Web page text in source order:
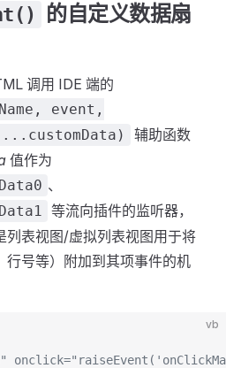
的自定义数据扇
调用 IDE 端的
event,
辅助函数
值作为
、
等流向插件的监听器，
列表视图/虚拟列表视图用于将
行号等）附加到其项事件的机
vb